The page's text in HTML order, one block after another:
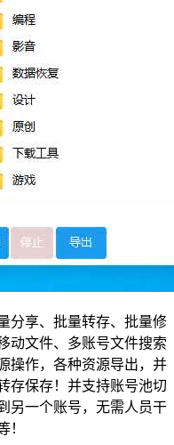
分享、批量转存、批量修
动文件、多账号文件搜索
操作，各种资源导出，并
存保存！并支持账号池切
另一个账号，无需人员干
！